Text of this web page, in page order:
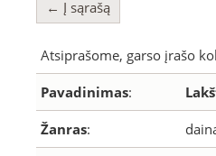
← Į sąrašą
Atsiprašome, garso įrašo
Pavadinimas:
Žanras: